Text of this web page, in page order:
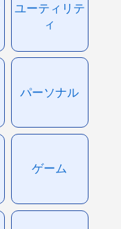
ユーティリテ
ィ
パーソナル
ゲーム